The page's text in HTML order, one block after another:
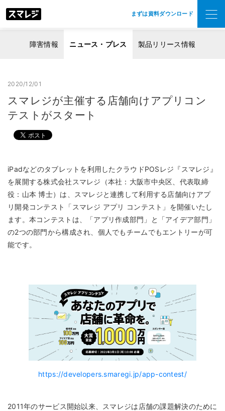
まずは資料ダウンロード
障害情報 ニュース・プレス 製品リリース情報
2020/12/01
スマレジが主催する店舗向けアプリコン
テストがスタート
iPadなどのタブレットを利用したクラウドPOSレジ『スマレジ』
を展開する株式会社スマレジ（本社：大阪市中央区、代表取締
役：山本 博士）は、スマレジと連携して利用する店舗向けアプ
リ開発コンテスト「スマレジ アプリ コンテスト」を開催いたし
ます。本コンテストは、「アプリ作成部門」と「アイデア部門」
の2つの部門から構成され、個人でもチームでもエントリーが可
能です。
https://developers.smaregi.jp/app-contest/
2011年のサービス開始以来、スマレジは店舗の課題解決のために